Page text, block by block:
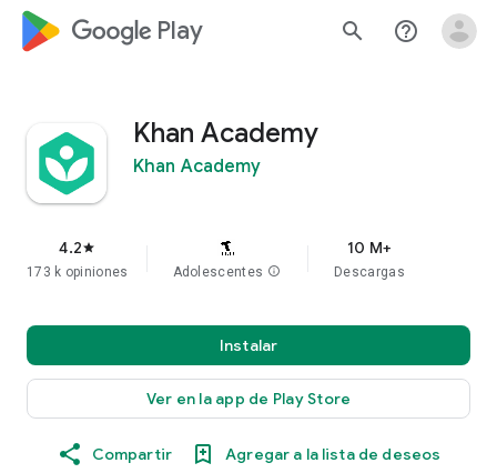
google_logo Play search help_outline
Khan Academy
Khan Academy
4.2star
173 k opiniones Adolescentes info
10 M+
Descargas
Instalar
Ver en la app de Play Store
Compartir Agregar a la lista de deseos